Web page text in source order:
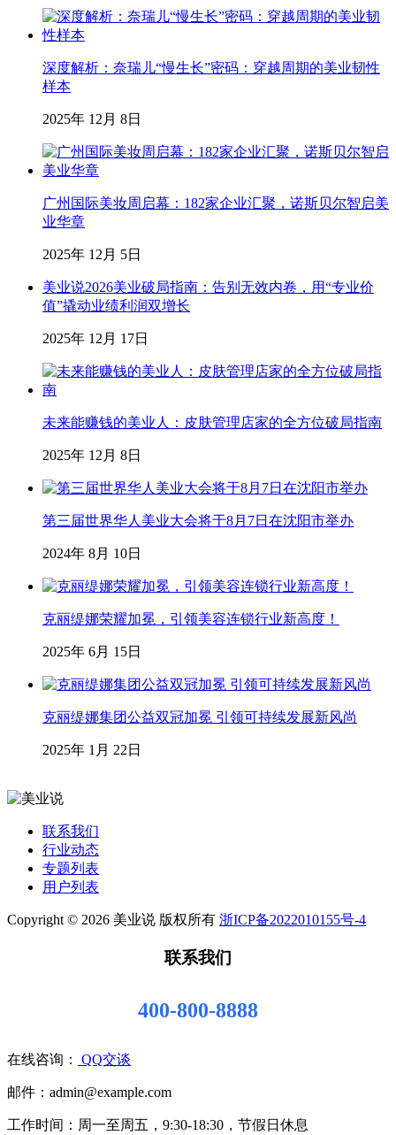
深度解析：奈瑞儿“慢生长”密码：穿越周期的美业韧性
样本
2025年 12月 8日
广州国际美妆周启幕：182家企业汇聚，诺斯贝尔智启美
业华章
2025年 12月 5日
美业说2026美业破局指南：告别无效内卷，用“专业价
值”撬动业绩利润双增长
2025年 12月 17日
未来能赚钱的美业人：皮肤管理店家的全方位破局指南
2025年 12月 8日
第三届世界华人美业大会将于8月7日在沈阳市举办
2024年 8月 10日
克丽缇娜荣耀加冕，引领美容连锁行业新高度！
2025年 6月 15日
克丽缇娜集团公益双冠加冕 引领可持续发展新风尚
2025年 1月 22日
联系我们
行业动态
专题列表
用户列表
Copyright © 2026 美业说 版权所有 浙ICP备2022010155号-4
联系我们
400-800-8888
在线咨询： QQ交谈
邮件：admin@example.com
工作时间：周一至周五，9:30-18:30，节假日休息